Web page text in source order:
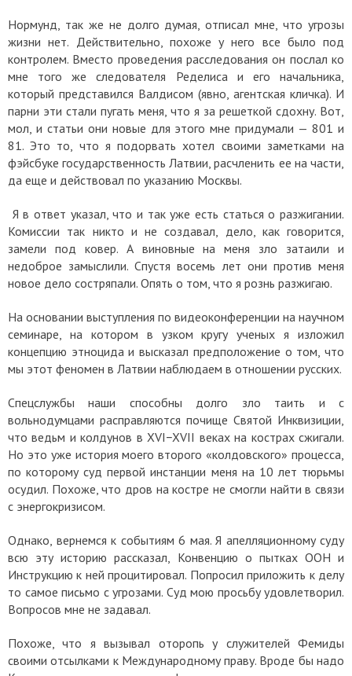
Нормунд, так же не долго думая, отписал мне, что угрозы
жизни нет. Действительно, похоже у него все было под
контролем. Вместо проведения расследования он послал ко
мне того же следователя Ределиса и его начальника,
который представился Валдисом (явно, агентская кличка). И
парни эти стали пугать меня, что я за решеткой сдохну. Вот,
мол, и статьи они новые для этого мне придумали — 801 и
81. Это то, что я подорвать хотел своими заметками на
фэйсбуке государственность Латвии, расчленить ее на части,
да еще и действовал по указанию Москвы.
Я в ответ указал, что и так уже есть статься о разжигании.
Комиссии так никто и не создавал, дело, как говорится,
замели под ковер. А виновные на меня зло затаили и
недоброе замыслили. Спустя восемь лет они против меня
новое дело состряпали. Опять о том, что я рознь разжигаю.
На основании выступления по видеоконференции на научном
семинаре, на котором в узком кругу ученых я изложил
концепцию этноцида и высказал предположение о том, что
мы этот феномен в Латвии наблюдаем в отношении русских.
Спецслужбы наши способны долго зло таить и с
вольнодумцами расправляются почище Святой Инквизиции,
что ведьм и колдунов в XVI−XVII веках на кострах сжигали.
Но это уже история моего второго «колдовского» процесса,
по которому суд первой инстанции меня на 10 лет тюрьмы
осудил. Похоже, что дров на костре не смогли найти в связи
с энергокризисом.
Однако, вернемся к событиям 6 мая. Я апелляционному суду
всю эту историю рассказал, Конвенцию о пытках ООН и
Инструкцию к ней процитировал. Попросил приложить к делу
то самое письмо с угрозами. Суд мою просьбу удовлетворил.
Вопросов мне не задавал.
Похоже, что я вызывал оторопь у служителей Фемиды
своими отсылками к Международному праву. Вроде бы надо